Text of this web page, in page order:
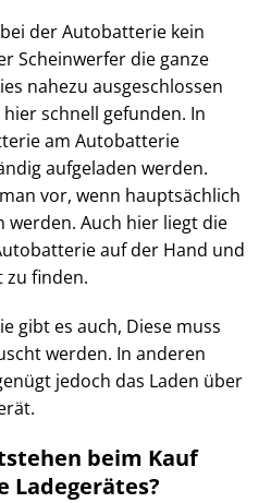
der Autobatterie kein
Scheinwerfer die ganze
nahezu ausgeschlossen
schnell gefunden. In
am Autobatterie
aufgeladen werden.
vor, wenn hauptsächlich
werden. Auch hier liegt die
auf der Hand und
zu finden.
gibt es auch, Diese muss
werden. In anderen
jedoch das Laden über
beim Kauf
Ladegerätes?